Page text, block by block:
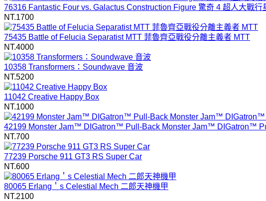
76316 Fantastic Four vs. Galactus Construction Figure 驚奇 4 超人大戰行
NT.1700
75435 Battle of Felucia Separatist MTT 菲魯齊亞戰役分離主義者 MTT
NT.4000
10358 Transformers：Soundwave 音波
NT.5200
11042 Creative Happy Box
NT.1000
42199 Monster Jam™ DIGatron™ Pull-Back Monster Jam™ DIGatron™
NT.700
77239 Porsche 911 GT3 RS Super Car
NT.600
80065 Erlang＇s Celestial Mech 二郎天神機甲
NT.2100